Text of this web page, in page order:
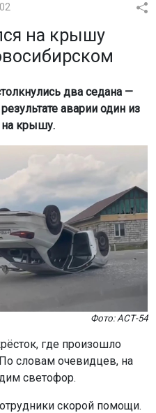
на крышу
два седана —
аварии один из
на крышу.
Фото: АСТ-54
где произошло
словам очевидцев, на
светофор.
скорой помощи.